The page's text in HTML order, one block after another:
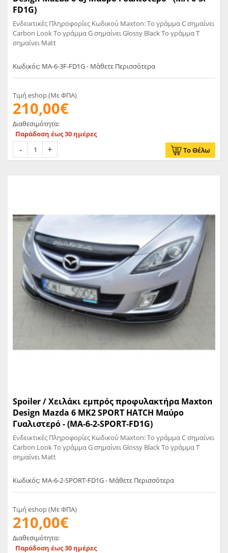
FD1G)
Ενδεικτικές Πληροφορίες Κωδικού Maxton: Το γράμμα C σημαίνει
Carbon Look Το γράμμα G σημαίνει Glossy Black Το γράμμα T
σημαίνει Matt
Κωδικός: MA-6-3F-FD1G - Μάθετε Περισσότερα
Τιμή eshop (Με ΦΠΑ)
210,00€
Διαθεσιμότητα:
Παράδοση έως 30 ημέρες
Το Θέλω
Spoiler / Χειλάκι εμπρός προφυλακτήρα Maxton
Design Mazda 6 MK2 SPORT HATCH Μαύρο
Γυαλιστερό - (MA-6-2-SPORT-FD1G)
Ενδεικτικές Πληροφορίες Κωδικού Maxton: Το γράμμα C σημαίνει
Carbon Look Το γράμμα G σημαίνει Glossy Black Το γράμμα T
σημαίνει Matt
Κωδικός: MA-6-2-SPORT-FD1G - Μάθετε Περισσότερα
Τιμή eshop (Με ΦΠΑ)
210,00€
Διαθεσιμότητα:
Παράδοση έως 30 ημέρες